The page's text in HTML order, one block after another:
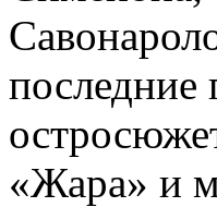
последние
«Жара» и